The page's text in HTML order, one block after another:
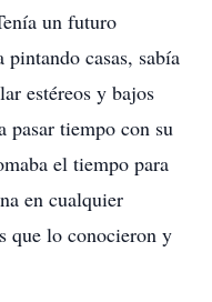
un futuro
casas, sabía
estéreos y bajos
pasar tiempo con su
el tiempo para
en cualquier
que lo conocieron y